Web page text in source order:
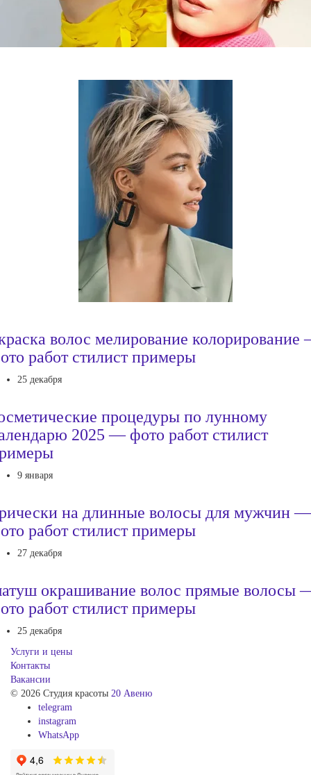
волос мелирование
работ стилист примеры
25 декабря
процедуры по лунному
2025 — фото работ стилист
9 января
на длинные волосы для мужчин —
работ стилист примеры
27 декабря
окрашивание волос прямые волосы
работ стилист примеры
25 декабря
Услуги и цены
Контакты
Вакансии
© 2026 Студия красоты 20 Авеню
telegram
instagram
WhatsApp